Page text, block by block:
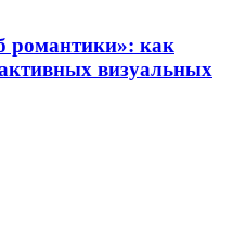
романтики»: как
визуальных